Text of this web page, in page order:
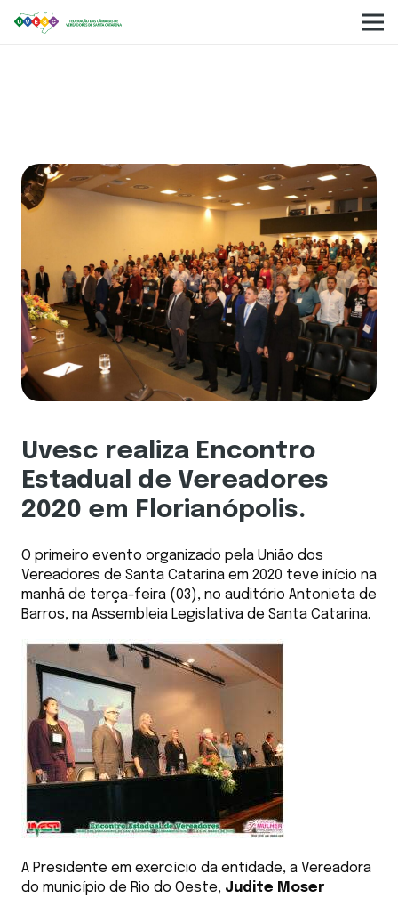
Uvesc realiza Encontro
Estadual de Vereadores
2020 em Florianópolis.
O primeiro evento organizado pela União dos
Vereadores de Santa Catarina em 2020 teve início na
manhã de terça-feira (03), no auditório Antonieta de
Barros, na Assembleia Legislativa de Santa Catarina.
A Presidente em exercício da entidade, a Vereadora
do município de Rio do Oeste, Judite Moser